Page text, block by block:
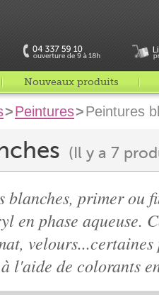
Nouveaux produits
>Peintures>Peintures
(Il y a 7
blanches, primer
en phase aqueuse.
l'aide de colorants